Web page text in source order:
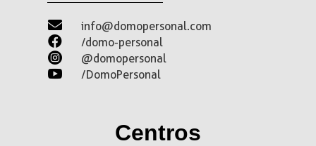
 info@domopersonal.com
 /domo-personal
 @domopersonal
 /DomoPersonal
Centros